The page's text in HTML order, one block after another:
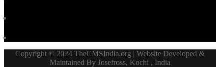
Copyright © 2024 TheCMSIndia.org | Website Developed &
Maintained By Josefross, Kochi , India